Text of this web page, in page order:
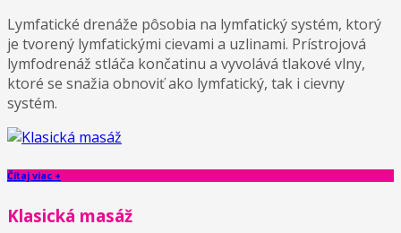
Lymfatické drenáže pôsobia na lymfatický systém, ktorý
je tvorený lymfatickými cievami a uzlinami. Prístrojová
lymfodrenáž stláča končatinu a vyvolává tlakové vlny,
ktoré se snažia obnoviť ako lymfatický, tak i cievny
systém.
Čítaj viac +
Klasická masáž